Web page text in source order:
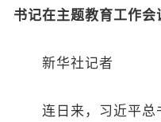
书记在主题教育工作
新华社记者
连日来，习近平总